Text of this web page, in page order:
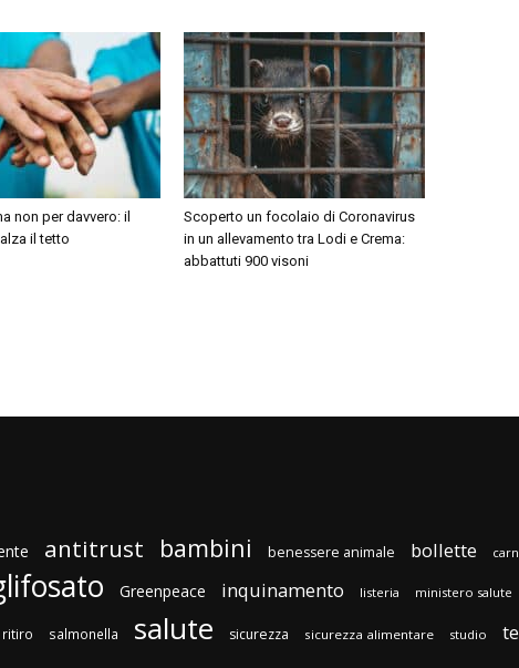
non per davvero: il
il tetto
Scoperto un focolaio di Coronavirus
in un allevamento tra Lodi e Crema:
abbattuti 900 visoni
antitrust bambini benessere animale bollette
Greenpeace inquinamento listeria ministero salute
ritiro salmonella salute sicurezza sicurezza alimentare studio